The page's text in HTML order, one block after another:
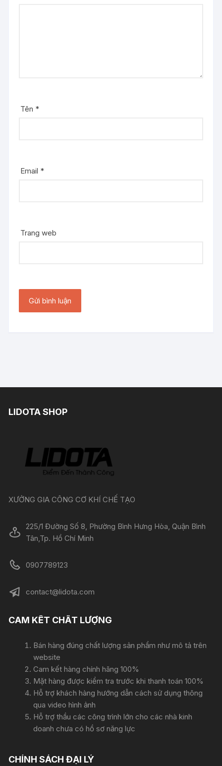
Tên *
Email *
Trang web
LIDOTA SHOP
XƯỞNG GIA CÔNG CƠ KHÍ CHẾ TẠO
225/1 Đường Số 8, Phường Bình Hưng Hòa, Quận Bình
Tân,Tp. Hồ Chí Minh
0907789123
contact@lidota.com
CAM KẾT CHẤT LƯỢNG
Bán hàng đúng chất lượng sản phẩm như mô tả trên
website
Cam kết hàng chính hãng 100%
Mặt hàng được kiểm tra trước khi thanh toán 100%
Hỗ trợ khách hàng hướng dẫn cách sử dụng thông
qua video hình ảnh
Hỗ trợ thầu các công trình lớn cho các nhà kinh
doanh chưa có hồ sơ năng lực
CHÍNH SÁCH ĐẠI LÝ